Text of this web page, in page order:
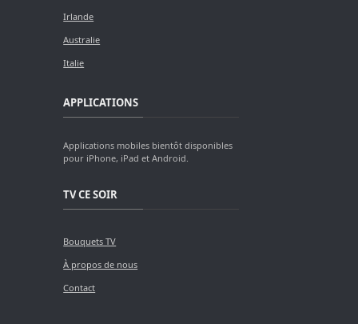
Irlande
Australie
Italie
APPLICATIONS
Applications mobiles bientôt disponibles
pour iPhone, iPad et Android.
TV CE SOIR
Bouquets TV
À propos de nous
Contact